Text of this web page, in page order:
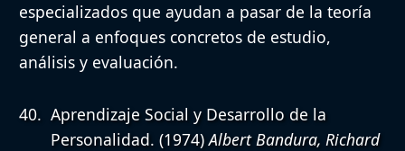
especializados que ayudan a pasar de la teoría
general a enfoques concretos de estudio,
análisis y evaluación.
Aprendizaje Social y Desarrollo de la
Personalidad. (1974)Albert Bandura, Richard